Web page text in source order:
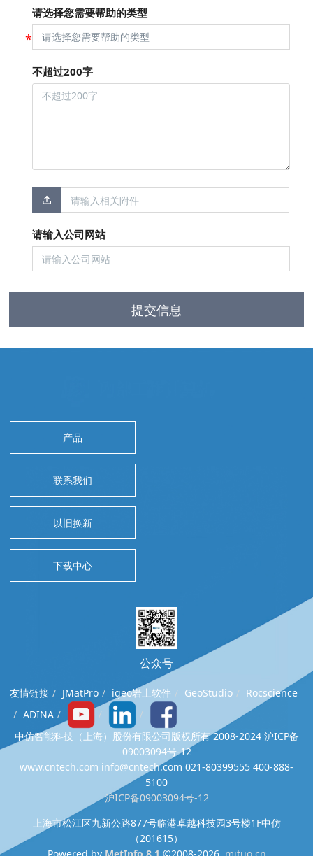
请选择您需要帮助的类型
不超过200字
请输入公司网站
提交信息
产品
联系我们
以旧换新
下载中心
公众号
友情链接 JMatPro igeo岩土软件 GeoStudio
Rocscience
ADINA
中仿智能科技（上海）股份有限公司版权所有 2008-2024 沪ICP备
09003094号-12
www.cntech.com info@cntech.com 021-80399555 400-888-
5100
沪ICP备09003094号-12
上海市松江区九新公路877号临港卓越科技园3号楼1F中仿
（201615）